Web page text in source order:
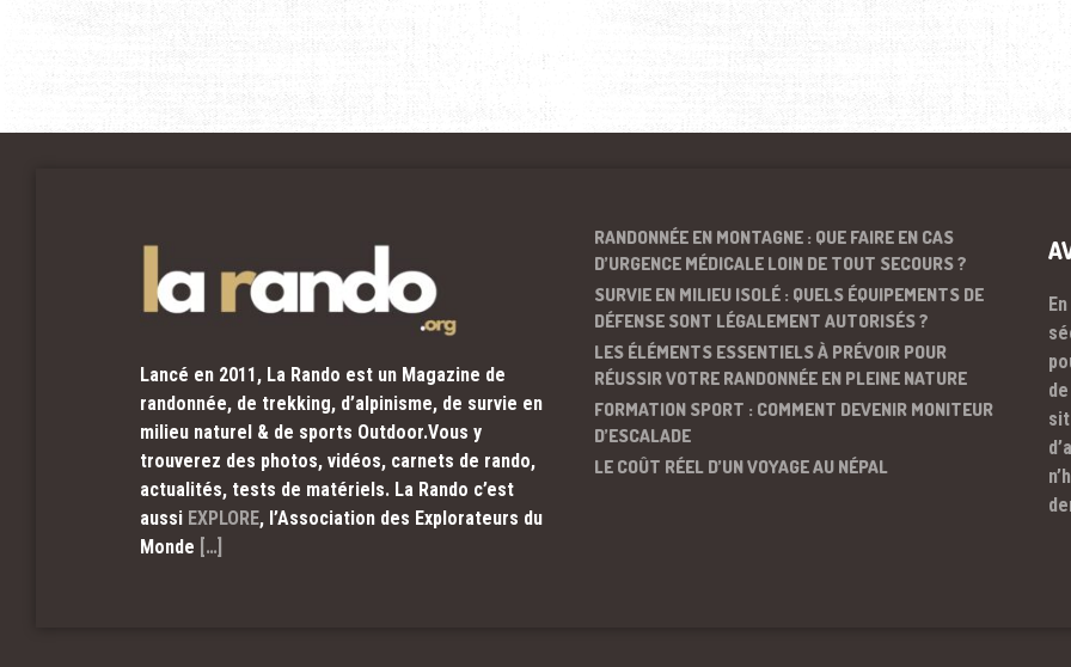
Lancé en 2011, La Rando est un Magazine de
randonnée, de trekking, d’alpinisme, de survie en
milieu naturel & de sports Outdoor.Vous y
trouverez des photos, vidéos, carnets de rando,
actualités, tests de matériels. La Rando c’est
aussi EXPLORE, l’Association des Explorateurs du
Monde […]
RANDONNÉE EN MONTAGNE : QUE FAIRE EN CAS
D’URGENCE MÉDICALE LOIN DE TOUT SECOURS ?
SURVIE EN MILIEU ISOLÉ : QUELS ÉQUIPEMENTS DE
DÉFENSE SONT LÉGALEMENT AUTORISÉS ?
LES ÉLÉMENTS ESSENTIELS À PRÉVOIR POUR
RÉUSSIR VOTRE RANDONNÉE EN PLEINE NATURE
FORMATION SPORT : COMMENT DEVENIR MONITEUR
D’ESCALADE
LE COÛT RÉEL D’UN VOYAGE AU NÉPAL